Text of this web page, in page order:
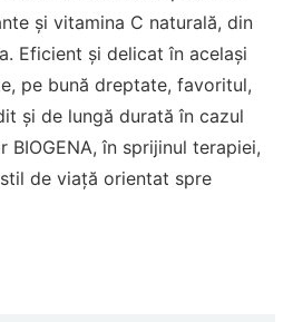
și vitamina C naturală, din
Eficient și delicat în același
pe bună dreptate, favoritul,
și de lungă durată în cazul
în sprijinul terapiei,
de viață orientat spre